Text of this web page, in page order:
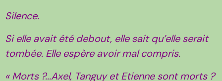
Silence.
Si elle avait été debout, elle sait qu’elle serait
tombée. Elle espère avoir mal compris.
« Morts ?...Axel, Tanguy et Etienne sont morts ?